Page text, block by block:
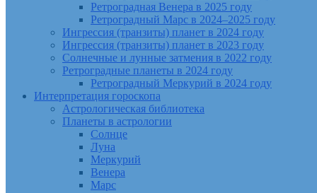
Ретроградная Венера в 2025 году
Ретроградный Марс в 2024–2025 году
Ингрессия (транзиты) планет в 2024 году
Ингрессия (транзиты) планет в 2023 году
Солнечные и лунные затмения в 2022 году
Ретроградные планеты в 2024 году
Ретроградный Меркурий в 2024 году
Интерпретация гороскопа
Астрологическая библиотека
Планеты в астрологии
Солнце
Луна
Меркурий
Венера
Марс